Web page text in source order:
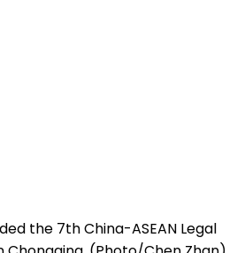
the 7th China-ASEAN Legal